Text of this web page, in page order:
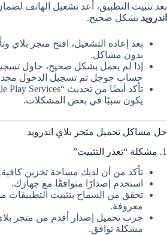
بعد تثبيت التطبيق، أعد تشغيل الهاتف
اندرويد بشكل صحيح.
بعد إعادة التشغيل، افتح متجر بلاي
بدون مشاكل.
إذا لم يعمل بشكل صحيح، حاول
حساب جوجل ثم تسجيل الدخول
يكون سببًا في بعض المشكلات.
حل مشاكل تحميل متجر بلاي اندرويد
1. مشكلة “تعذر التثبيت”
تأكد من أن لديك مساحة تخزين كافية.
استخدم إصدارًا متوافقًا مع جهازك.
تحقق من السماح بتثبيت التطبيقات
معروفة.
جرب تحميل إصدار أقدم من متجر
مشكلة توافق.